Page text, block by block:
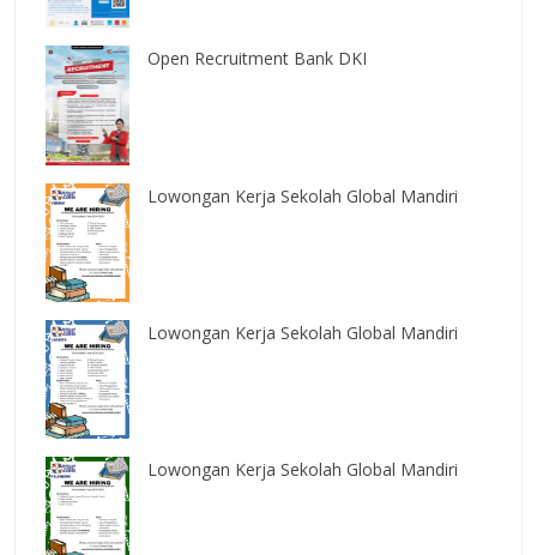
Open Recruitment Bank DKI
Lowongan Kerja Sekolah Global Mandiri
Lowongan Kerja Sekolah Global Mandiri
Lowongan Kerja Sekolah Global Mandiri